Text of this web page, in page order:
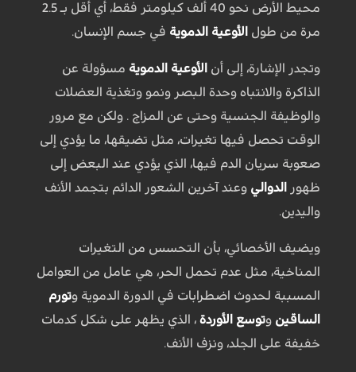
محيط الأرض نحو 40 ألف كيلومتر فقط، أي أقل بـ 2.5
مرة من طول
الأوعية الدموية في جسم الإنسان.
وتجدر الإشارة، إلى أن الأوعية الدموية مسؤولة عن
الذاكرة والانتباه وحدة البصر ونمو وتغذية العضلات
والوظيفة الجنسية وحتى عن المزاج . ولكن مع مرور
الوقت تحصل فيها تغيرات، مثل تضيقها، ما يؤدي إلى
صعوبة سريان الدم فيها، الذي يؤدي عند البعض إلى
ظهور
الدوالي وعند آخرين الشعور الدائم بتجمد الأنف
واليدين.
ويضيف الأخصائي، بأن التحسس من التغيرات
المناخية، مثل عدم تحمل الحر، هي عامل من العوامل
المسببة لحدوث اضطرابات في الدورة الدموية وتورم
الساقين وتوسع الأوردة، الذي يظهر على شكل كدمات
خفيفة على الجلد، ونزف الأنف.